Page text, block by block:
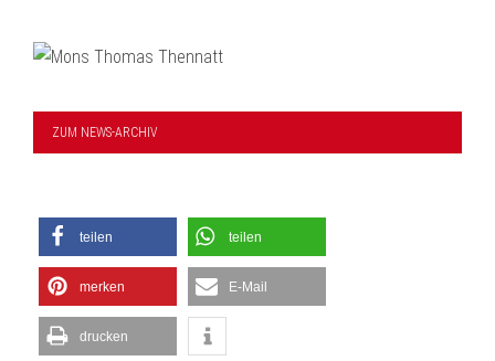
ZUM NEWS-ARCHIV
teilen teilen
merken E-Mail
drucken